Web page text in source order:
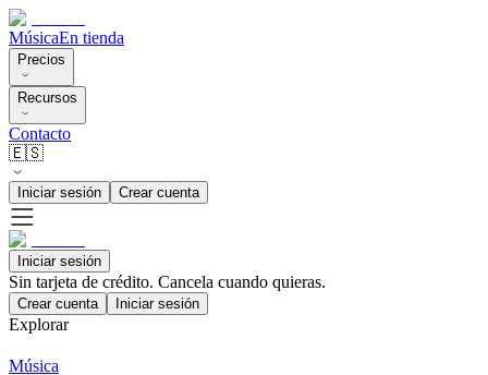
MúsicaEn tienda
Precios
Recursos
Contacto
🇪🇸
Iniciar sesión Crear cuenta
Iniciar sesión
Sin tarjeta de crédito. Cancela cuando quieras.
Crear cuenta Iniciar sesión
Explorar
Música